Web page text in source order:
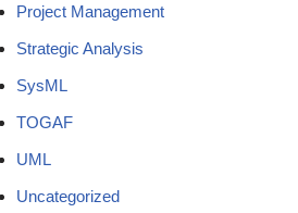
Project Management
Strategic Analysis
SysML
TOGAF
UML
Uncategorized